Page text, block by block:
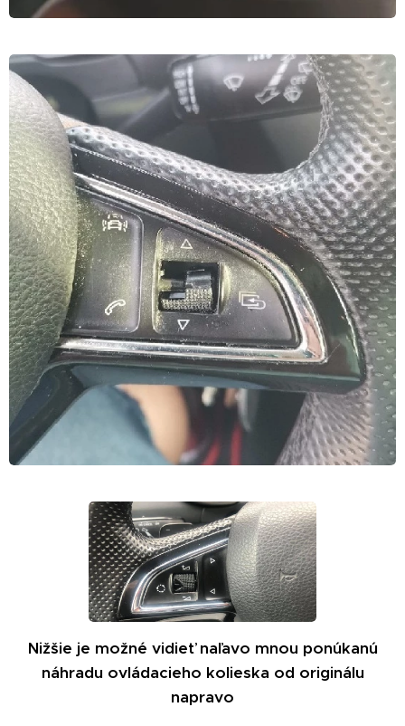
Nižšie je možné vidieť naľavo mnou ponúkanú
náhradu ovládacieho kolieska od originálu
napravo